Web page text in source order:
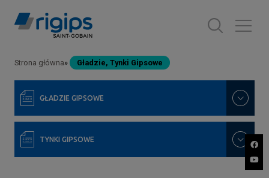
Ścieżka
nawigacyjna
Strona główna Gładzie, Tynki Gipsowe
GŁADZIE GIPSOWE
TYNKI GIPSOWE